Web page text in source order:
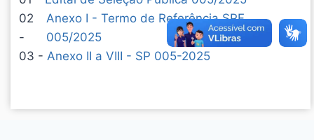
02
-
Anexo I - Termo de Referência SPF
005/2025
03 - Anexo II a VIII - SP 005-2025